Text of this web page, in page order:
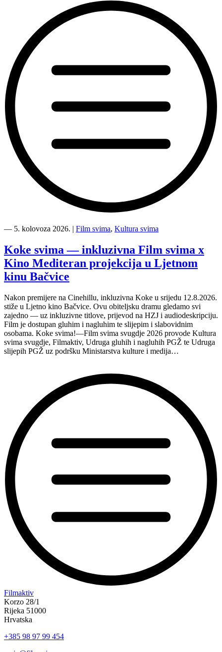
Mediteran
Film
svima
nastavljaju
inkluzivnu
turneju
Hvaru”
― 5. kolovoza 2026. | Film svima, Kultura svima
Koke svima — inkluzivna Film svima x
Kino Mediteran projekcija u Ljetnom
kinu Bačvice
Nakon premijere na Cinehillu, inkluzivna Koke u srijedu 12.8.2026.
stiže u Ljetno kino Bačvice. Ovu obiteljsku dramu gledamo svi
zajedno — uz inkluzivne titlove, prijevod na HZJ i audiodeskripciju.
Film je dostupan gluhim i nagluhim te slijepim i slabovidnim
osobama. Koke svima!—Film svima svugdje 2026 provode Kultura
svima svugdje, Filmaktiv, Udruga gluhih i nagluhih PGŽ te Udruga
slijepih PGŽ uz podršku Ministarstva kulture i medija…
“Koke
svima
—
inkluzivna
svima
Filmaktiv
Korzo 28/1
Rijeka 51000
Hrvatska
+385 98 97 99 454